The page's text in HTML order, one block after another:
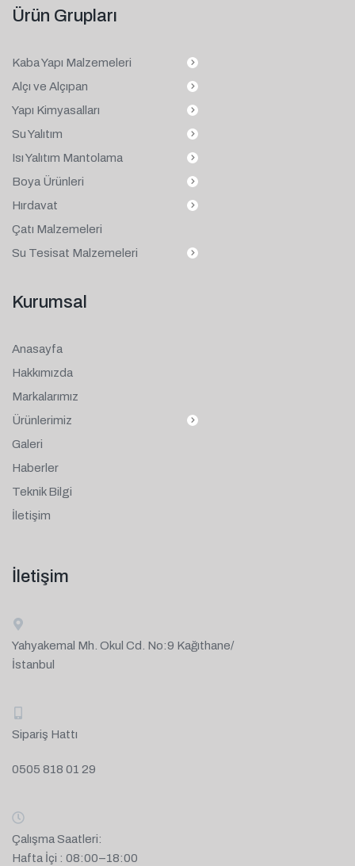
Ürün Grupları
Kaba Yapı Malzemeleri
Alçı ve Alçıpan
Yapı Kimyasalları
Su Yalıtım
Isı Yalıtım Mantolama
Boya Ürünleri
Hırdavat
Çatı Malzemeleri
Su Tesisat Malzemeleri
Kurumsal
Anasayfa
Hakkımızda
Markalarımız
Ürünlerimiz
Galeri
Haberler
Teknik Bilgi
İletişim
İletişim
Yahyakemal Mh. Okul Cd. No:9 Kağıthane/
İstanbul
Sipariş Hattı
0505 818 01 29
Çalışma Saatleri:
Hafta İçi : 08:00–18:00